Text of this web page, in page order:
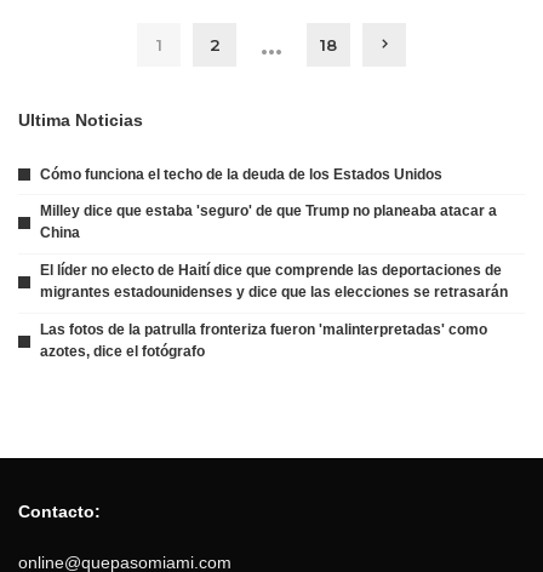
1 2 … 18
Ultima Noticias
Cómo funciona el techo de la deuda de los Estados Unidos
Milley dice que estaba 'seguro' de que Trump no planeaba atacar a
China
El líder no electo de Haití dice que comprende las deportaciones de
migrantes estadounidenses y dice que las elecciones se retrasarán
Las fotos de la patrulla fronteriza fueron 'malinterpretadas' como
azotes, dice el fotógrafo
Contacto:
online@quepasomiami.com